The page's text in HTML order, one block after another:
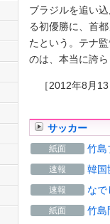
ブラジルを追い
る初優勝に、首
たという。テナ
のは、本当に誇
［2012年8月13
サッカー
紙面 竹島
速報 韓国
速報 なで
紙面 竹島